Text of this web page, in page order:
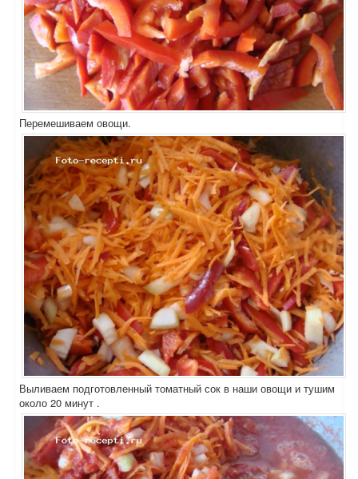
Перемешиваем овощи.
Выливаем подготовленный томатный сок в наши овощи и тушим
около 20 минут .